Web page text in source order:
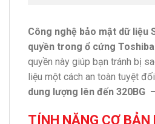
Công nghệ bảo mật dữ liệu
quyền trong ổ cứng
quyền này giúp bạn tránh bị
liệu một cách an toàn tuyệt
dung lượng lên đến 320BG
TÍNH NĂNG CƠ BẢN